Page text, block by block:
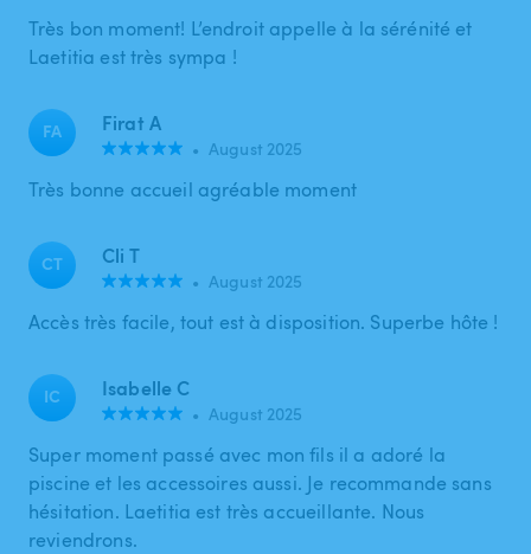
Très bon moment! L’endroit appelle à la sérénité et
Laetitia est très sympa !
FA Firat A
• August 2025
Très bonne accueil agréable moment
CT Cli T
• August 2025
Accès très facile, tout est à disposition. Superbe hôte !
IC Isabelle C
• August 2025
Super moment passé avec mon fils il a adoré la
piscine et les accessoires aussi. Je recommande sans
hésitation. Laetitia est très accueillante. Nous
reviendrons.